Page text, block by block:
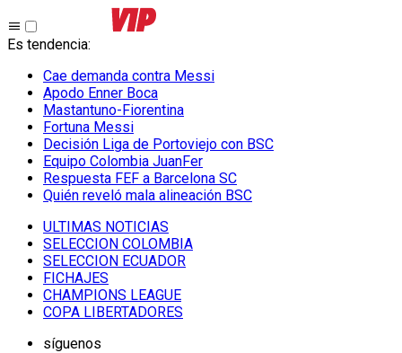
Es tendencia:
Cae demanda contra Messi
Apodo Enner Boca
Mastantuno-Fiorentina
Fortuna Messi
Decisión Liga de Portoviejo con BSC
Equipo Colombia JuanFer
Respuesta FEF a Barcelona SC
Quién reveló mala alineación BSC
ULTIMAS NOTICIAS
SELECCION COLOMBIA
SELECCION ECUADOR
FICHAJES
CHAMPIONS LEAGUE
COPA LIBERTADORES
síguenos